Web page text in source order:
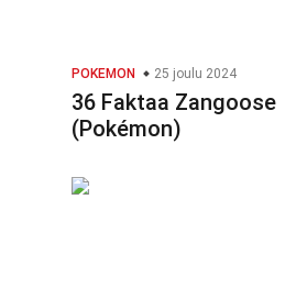
POKEMON 25 joulu 2024
36 Faktaa Zangoose
(Pokémon)